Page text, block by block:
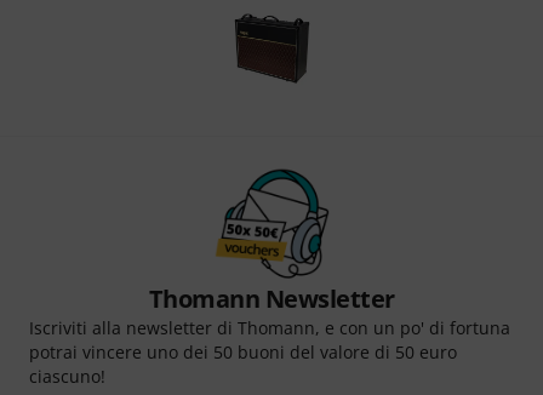
Thomann Newsletter
Iscriviti alla newsletter di Thomann, e con un po' di fortuna
potrai vincere uno dei 50 buoni del valore di 50 euro
ciascuno!